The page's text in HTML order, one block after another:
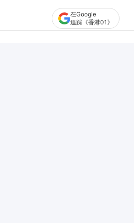
在Google
追踪《香港01》